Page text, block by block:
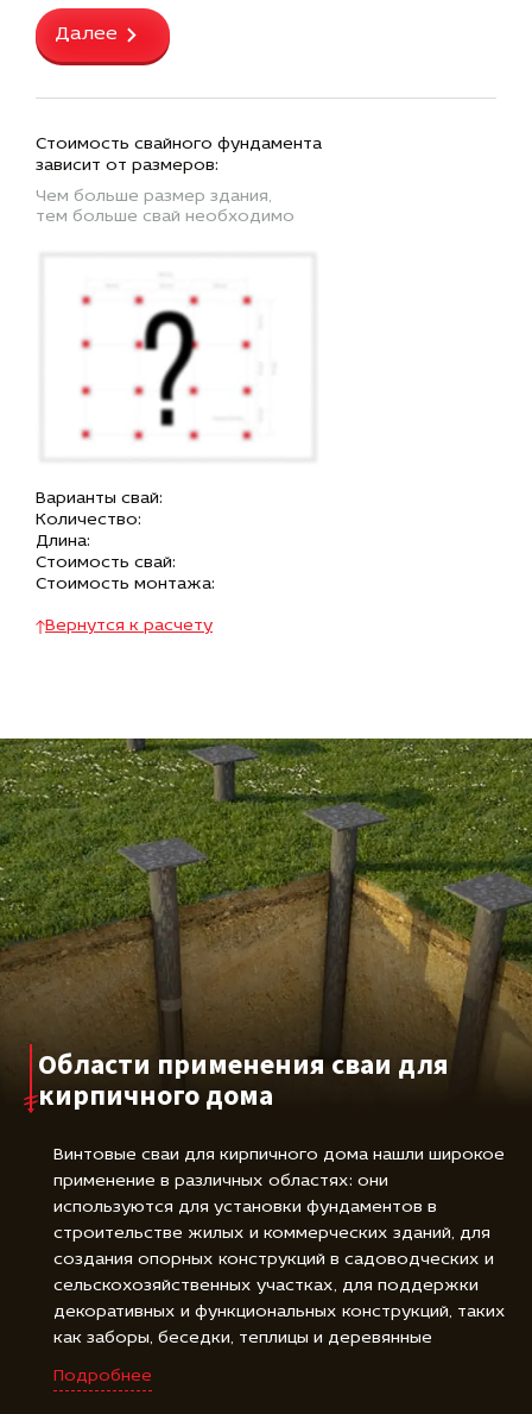
Далее
Стоимость свайного фундамента
зависит от размеров:
Чем больше размер здания,
тем больше свай необходимо
Варианты свай:
Количество:
Длина:
Стоимость свай:
Стоимость монтажа:
Вернутся к расчету
Области применения сваи для
кирпичного дома
Винтовые сваи для кирпичного дома нашли широкое
применение в различных областях: они
используются для установки фундаментов в
строительстве жилых и коммерческих зданий, для
создания опорных конструкций в садоводческих и
сельскохозяйственных участках, для поддержки
декоративных и функциональных конструкций, таких
как заборы, беседки, теплицы и деревянные
площадки, а также для фиксации и закрепления
различных объектов, включая буровые установки,
Подробнее